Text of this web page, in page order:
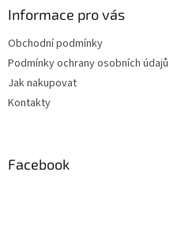
Informace pro vás
Obchodní podmínky
Podmínky ochrany osobních údajů
Jak nakupovat
Kontakty
Facebook